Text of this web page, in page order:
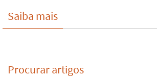
Saiba mais
Procurar artigos